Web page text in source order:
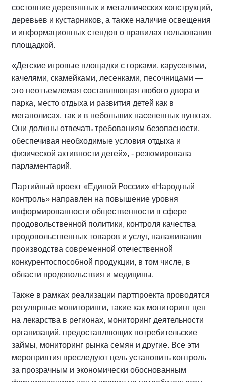
состояние деревянных и металлических конструкций,
деревьев и кустарников, а также наличие освещения
и информационных стендов о правилах пользования
площадкой.
«Детские игровые площадки с горками, каруселями,
качелями, скамейками, лесенками, песочницами —
это неотъемлемая составляющая любого двора и
парка, место отдыха и развития детей как в
мегаполисах, так и в небольших населенных пунктах.
Они должны отвечать требованиям безопасности,
обеспечивая необходимые условия отдыха и
физической активности детей», - резюмировала
парламентарий.
Партийный проект «Единой России» «Народный
контроль» направлен на повышение уровня
информированности общественности в сфере
продовольственной политики, контроля качества
продовольственных товаров и услуг, налаживания
производства современной отечественной
конкурентоспособной продукции, в том числе, в
области продовольствия и медицины.
Также в рамках реализации партпроекта проводятся
регулярные мониторинги, такие как мониторинг цен
на лекарства в регионах, мониторинг деятельности
организаций, предоставляющих потребительские
займы, мониторинг рынка семян и другие. Все эти
мероприятия преследуют цель установить контроль
за прозрачным и экономически обоснованным